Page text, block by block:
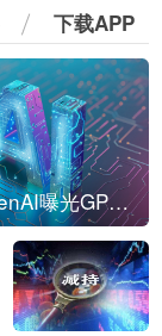
下载APP
刚刚，OpenAI曝光GPT-6！传10万亿参数，8月强行发布